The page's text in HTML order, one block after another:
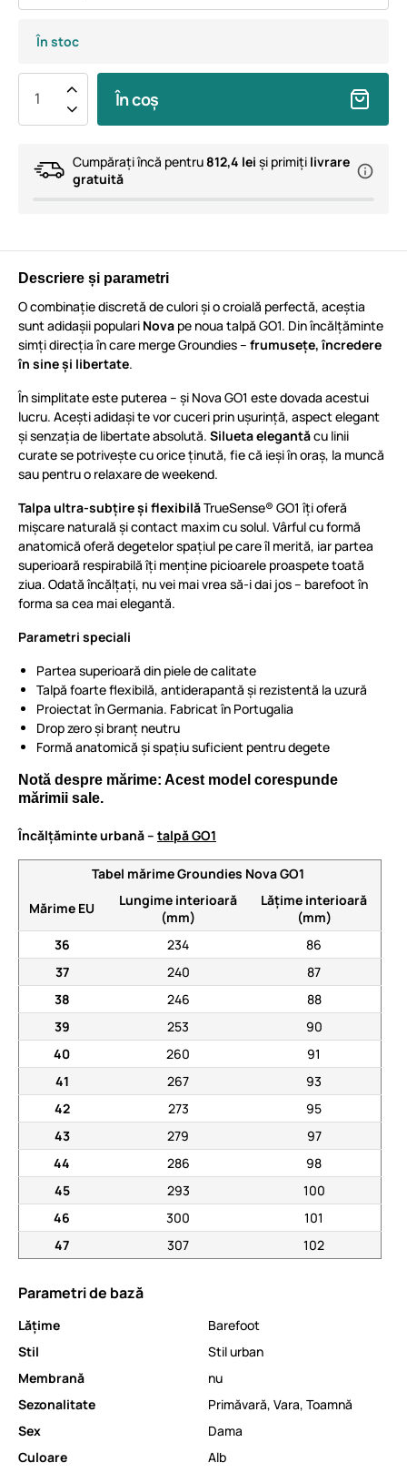
În stoc
În coș
Cumpărați încă pentru 812,4 lei și primiți livrare
gratuită
Descriere și parametri
O combinație discretă de culori și o croială perfectă, aceștia
sunt adidașii populari Nova pe noua talpă GO1. Din încălțăminte
simți direcția în care merge Groundies – frumusețe, încredere
în sine și libertate.
În simplitate este puterea – și Nova GO1 este dovada acestui
lucru. Acești adidași te vor cuceri prin ușurință, aspect elegant
și senzația de libertate absolută. Silueta elegantăcu linii
curate se potrivește cu orice ținută, fie că ieși în oraș, la muncă
sau pentru o relaxare de weekend.
Talpa ultra-subțire și flexibilăTrueSense® GO1 îți oferă
mișcare naturală și contact maxim cu solul. Vârful cu formă
anatomică oferă degetelor spațiul pe care îl merită, iar partea
superioară respirabilă îți menține picioarele proaspete toată
ziua. Odată încălțați, nu vei mai vrea să-i dai jos – barefoot în
forma sa cea mai elegantă.
Parametri speciali
Partea superioară din piele de calitate
Talpă foarte flexibilă, antiderapantă și rezistentă la uzură
Proiectat în Germania. Fabricat în Portugalia
Drop zero și branț neutru
Formă anatomică și spațiu suficient pentru degete
Notă despre mărime: Acest model corespunde
mărimii sale.
Încălțăminte urbană – talpă GO1
Tabel mărime Groundies Nova GO1
Mărime EU
Lungime interioară
(mm)
Lățime interioară
(mm)
36
234
86
37
240
87
38
246
88
39
253
90
40
260
91
41
267
93
42
273
95
43
279
97
44
286
98
45
293
100
46
300
101
47
307 102
Parametri de bază
Lăţime
Barefoot
Stil
Stil urban
Membrană
nu
Sezonalitate
Primăvară, Vara, Toamnă
Sex
Dama
Culoare
Alb